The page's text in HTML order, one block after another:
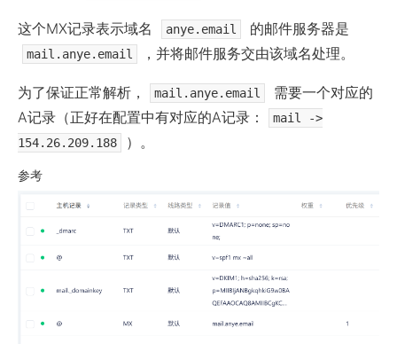
这个MX记录表示域名 anye.email 的邮件服务器是
mail.anye.email ，并将邮件服务交由该域名处理。
为了保证正常解析， mail.anye.email
需要一个对应的
A记录（正好在配置中有对应的A记录：
mail ->
154.26.209.188
）。
参考